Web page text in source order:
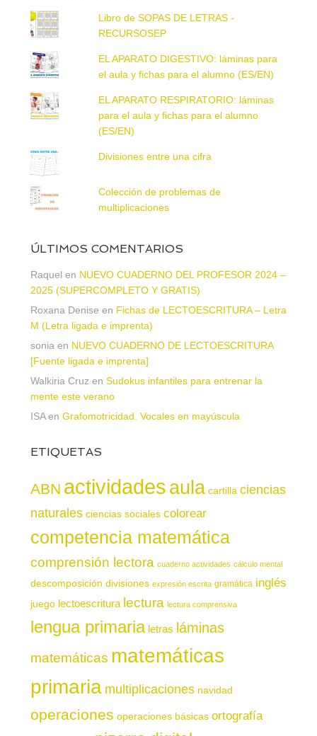
Libro de SOPAS DE LETRAS -
RECURSOSEP
EL APARATO DIGESTIVO: láminas para
el aula y fichas para el alumno (ES/EN)
EL APARATO RESPIRATORIO: láminas
para el aula y fichas para el alumno
(ES/EN)
Divisiones entre una cifra
Colección de problemas de
multiplicaciones
ÚLTIMOS COMENTARIOS
Raquel en NUEVO CUADERNO DEL PROFESOR 2024 –
2025 (SUPERCOMPLETO Y GRATIS)
Roxana Denise en Fichas de LECTOESCRITURA – Letra
M (Letra ligada e imprenta)
sonia en NUEVO CUADERNO DE LECTOESCRITURA
[Fuente ligada e imprenta]
Walkiria Cruz en Sudokus infantiles para entrenar la
mente este verano
ISAen Grafomotricidad. Vocales en mayúscula
ETIQUETAS
ABN actividadesaula cartilla ciencias
naturales ciencias sociales colorear
competencia matemática
comprensión lectora cuaderno actividades cálculo mental
descomposición divisiones expresión escrita gramática inglés
juego lectoescritura lectura lectura comprensiva
lengua primaria letras láminas
matemáticas matemáticas
primaria multiplicaciones navidad
operaciones operaciones básicas ortografía